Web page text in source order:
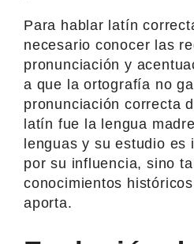
Para hablar latín
necesario conocer las
pronunciación y
a que la ortografía no
pronunciación correcta
latín fue la lengua
lenguas y su estudio es
por su influencia, sino
conocimientos
aporta.